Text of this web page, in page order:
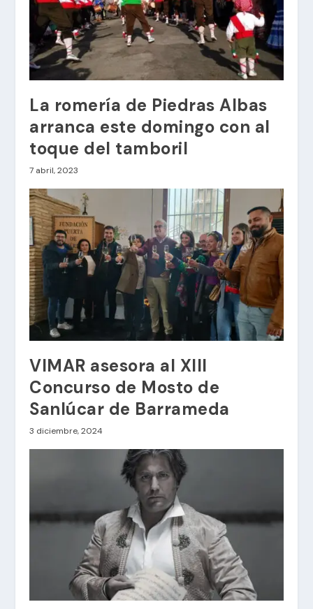
La romería de Piedras Albas
arranca este domingo con al
toque del tamboril
7 abril, 2023
VIMAR asesora al XIII
Concurso de Mosto de
Sanlúcar de Barrameda
3 diciembre, 2024